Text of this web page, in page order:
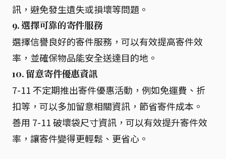
訊，避免發生遺失或損壞等問題。
9. 選擇可靠的寄件服務
選擇信譽良好的寄件服務，可以有效提高寄件效
率，並確保物品能安全送達目的地。
10. 留意寄件優惠資訊
7-11 不定期推出寄件優惠活動，例如免運費、折
扣等，可以多加留意相關資訊，節省寄件成本。
善用 7-11 破壞袋尺寸資訊，可以有效提升寄件效
率，讓寄件變得更輕鬆、更省心。